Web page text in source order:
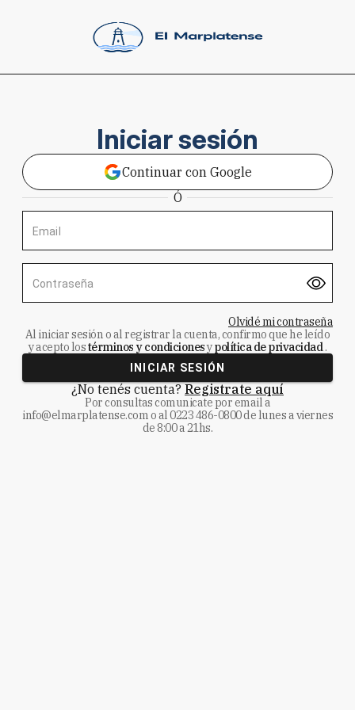
Iniciar sesión
Continuar con Google
Ó
Email
Contraseña
Olvidé mi contraseña
Al iniciar sesión o al registrar la cuenta, confirmo que he leído
y acepto lostérminos y condicionesypolítica de privacidad.
INICIAR SESIÓN
¿No tenés cuenta? Registrate aquí
Por consultas comunicate por email a
info@elmarplatense.como al0223 486-0800de lunes a viernes
de 8:00 a 21hs.